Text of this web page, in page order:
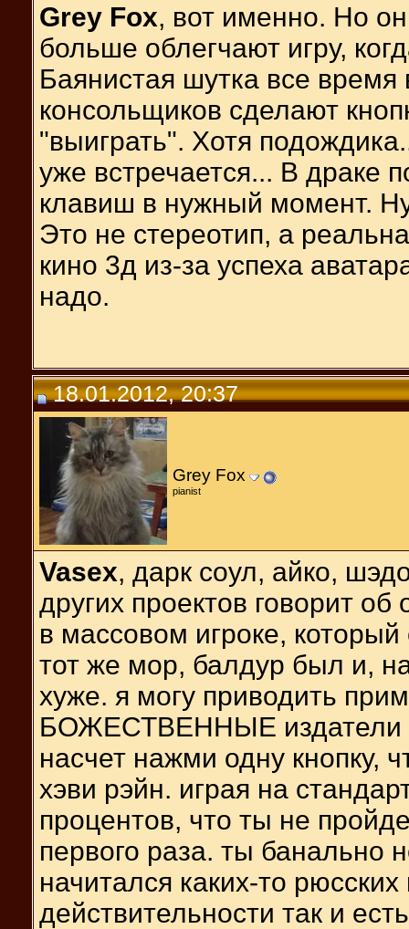
Grey Fox, вот именно. Но
больше облегчают игру,
Баянистая шутка все время
консольщиков сделают
"выиграть". Хотя
уже встречается... В драке
клавиш в нужный момент.
Это не стереотип, а
кино 3д из-за успеха
надо.
18.01.2012, 20:37
Grey Fox
pianist
Vasex, дарк соул, айко,
других проектов говорит
в массовом игроке,
тот же мор, балдур был и,
хуже. я могу приводить
БОЖЕСТВЕННЫЕ издатели
насчет нажми одну кнопку,
хэви рэйн. играя на
процентов, что ты не
первого раза. ты банально
начитался каких-то
действительности так и